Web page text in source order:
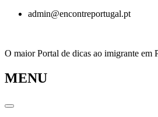
conteúdoadmin@encontreportugal.pt
O maior Portal de dicas ao imigrante em
MENU